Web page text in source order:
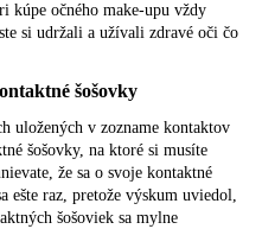
kúpe očného make-upu vždy
si udržali a užívali zdravé oči čo
šošovky
uložených v zozname kontaktov
šošovky, na ktoré si musíte
že sa o svoje kontaktné
ešte raz, pretože výskum uviedol,
šošoviek sa mylne